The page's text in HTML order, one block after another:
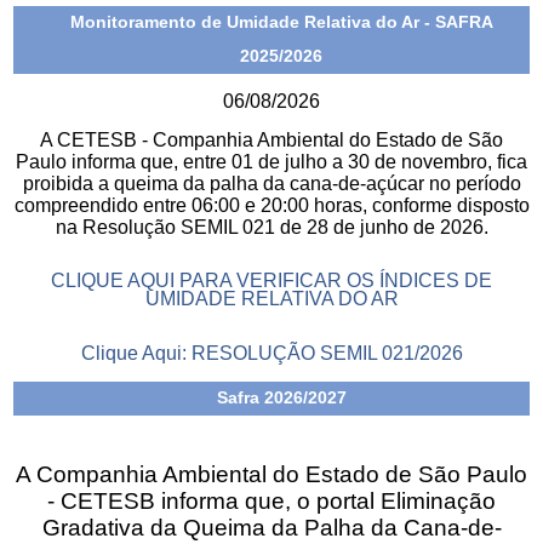
Monitoramento de Umidade Relativa do Ar - SAFRA
2025/2026
06/08/2026
A CETESB - Companhia Ambiental do Estado de São
Paulo informa que, entre 01 de julho a 30 de novembro, fica
proibida a queima da palha da cana-de-açúcar no período
compreendido entre 06:00 e 20:00 horas, conforme disposto
na Resolução SEMIL 021 de 28 de junho de 2026.
CLIQUE AQUI PARA VERIFICAR OS ÍNDICES DE
UMIDADE RELATIVA DO AR
Clique Aqui: RESOLUÇÃO SEMIL 021/2026
Safra 2026/2027
A Companhia Ambiental do Estado de São Paulo
- CETESB informa que, o portal Eliminação
Gradativa da Queima da Palha da Cana-de-